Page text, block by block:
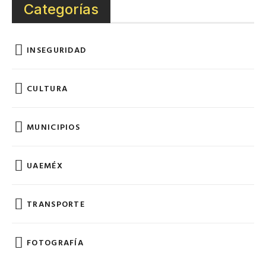
Categorías
INSEGURIDAD
CULTURA
MUNICIPIOS
UAEMÉX
TRANSPORTE
FOTOGRAFÍA